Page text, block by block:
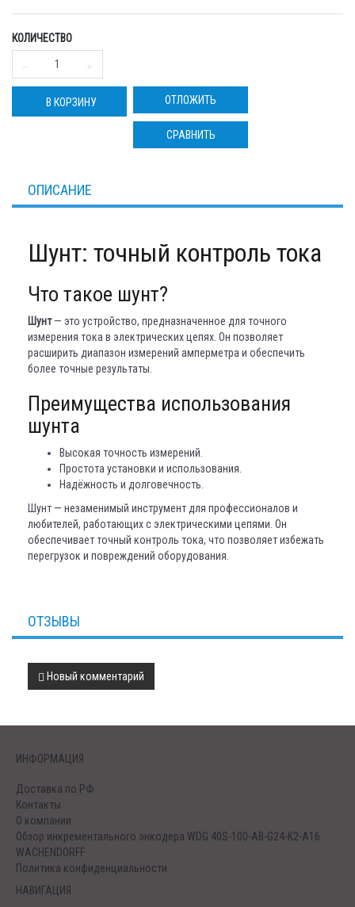
КОЛИЧЕСТВО
В КОРЗИНУ ОТЛОЖИТЬ
СРАВНИТЬ
ОПИСАНИЕ
Шунт: точный контроль тока
Что такое шунт?
Шунт— это устройство, предназначенное для точного
измерения тока в электрических цепях. Он позволяет
расширить диапазон измерений амперметра и обеспечить
более точные результаты.
Преимущества использования
шунта
Высокая точность измерений.
Простота установки и использования.
Надёжность и долговечность.
Шунт — незаменимый инструмент для профессионалов и
любителей, работающих с электрическими цепями. Он
обеспечивает точный контроль тока, что позволяет избежать
перегрузок и повреждений оборудования.
ОТЗЫВЫ
Новый комментарий
ИНФОРМАЦИЯ
Доставка по РФ
Контакты
О компании
Обзор инкрементального энкодера WDG 40S-100-AB-G24-K2-A16
WACHENDORFF
Политика конфиденциальности
НАВИГАЦИЯ